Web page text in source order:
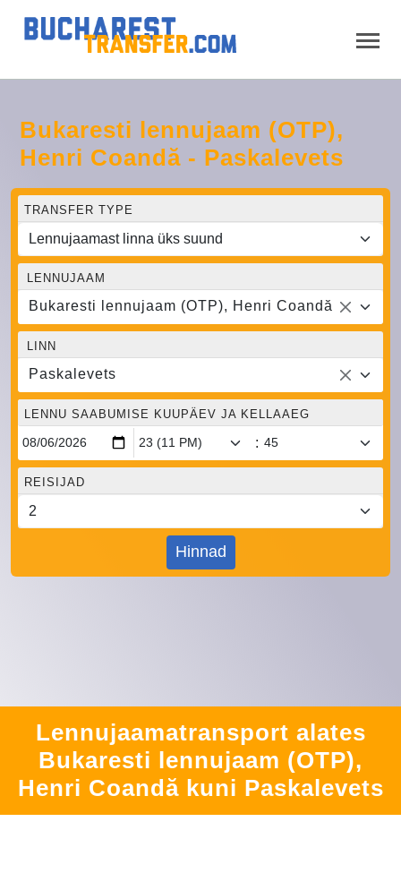
Bukaresti lennujaam (OTP),
Henri Coandă - Paskalevets
TRANSFER TYPE
LENNUJAAM
Bukaresti lennujaam (OTP), Henri Coandă
LINN
Paskalevets
LENNU SAABUMISE KUUPÄEV JA KELLAAEG
:
REISIJAD
Hinnad
Lennujaamatransport alates
Bukaresti lennujaam (OTP),
Henri Coandă kuni Paskalevets